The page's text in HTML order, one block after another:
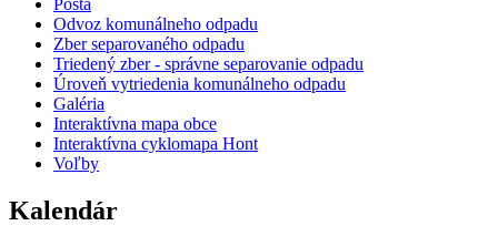
Pošta
Odvoz komunálneho odpadu
Zber separovaného odpadu
Triedený zber - správne separovanie odpadu
Úroveň vytriedenia komunálneho odpadu
Galéria
Interaktívna mapa obce
Interaktívna cyklomapa Hont
Voľby
Kalendár